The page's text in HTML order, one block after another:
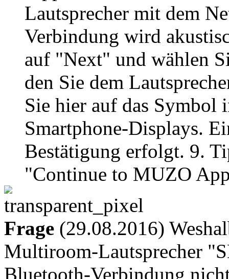
Lautsprecher mit dem
Verbindung wird
auf "Next" und wählen
den Sie dem
Sie hier auf das Symbol
Smartphone-Displays.
Bestätigung erfolgt. 9.
"Continue to MUZO
Frage (29.08.2016)
Multiroom-Lautsprecher
Bluetooth-Verbindung